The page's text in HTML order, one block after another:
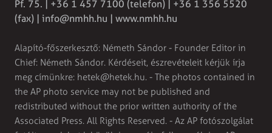
Pf. 75. | +36 1 457 7100 (telefon) | +36 1 356 5520
(fax) | info@nmhh.hu | www.nmhh.hu
Alapító-főszerkesztő: Németh Sándor - Founder Editor in
Chief: Németh Sándor. Kérdéseit, észrevételeit kérjük írja
meg címünkre: hetek@hetek.hu. - The photos contained in
the AP photo service may not be published and
redistributed without the prior written authority of the
Associated Press. All Rights Reserved. - Az AP fotószolgálat